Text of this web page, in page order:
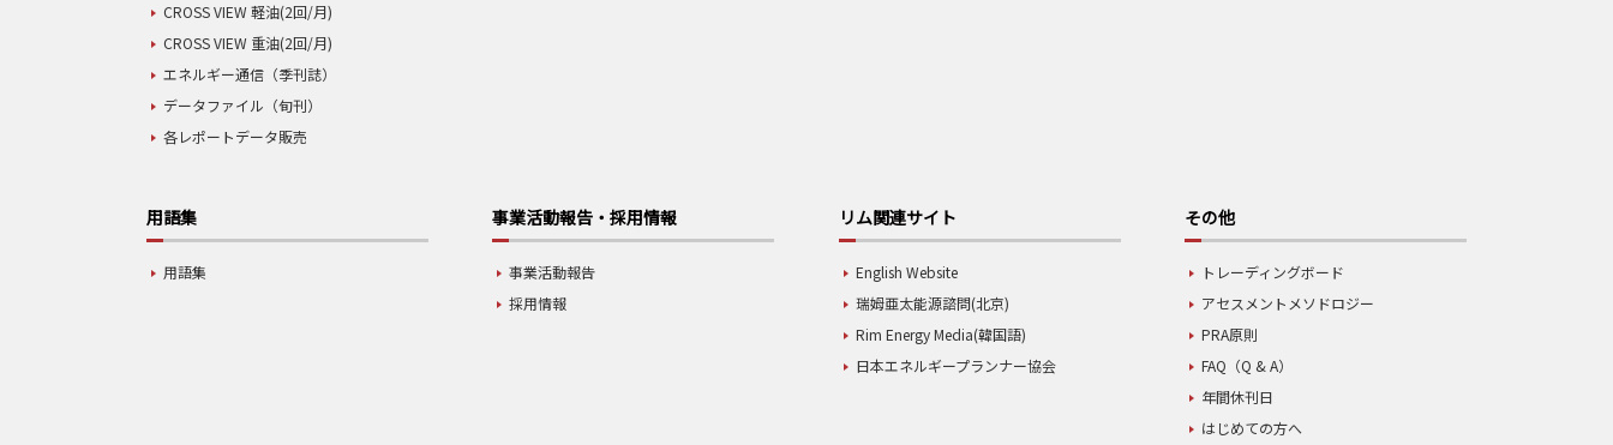
CROSS VIEW 軽油(2回/月)
CROSS VIEW 重油(2回/月)
エネルギー通信（季刊誌）
データファイル（旬刊）
各レポートデータ販売
用語集
用語集
事業活動報告・採用情報
事業活動報告
採用情報
リム関連サイト
English Website
瑞姆亜太能源諮問(北京)
Rim Energy Media(韓国語)
日本エネルギープランナー協会
その他
トレーディングボード
アセスメントメソドロジー
PRA原則
FAQ（Q & A）
年間休刊日
はじめての方へ